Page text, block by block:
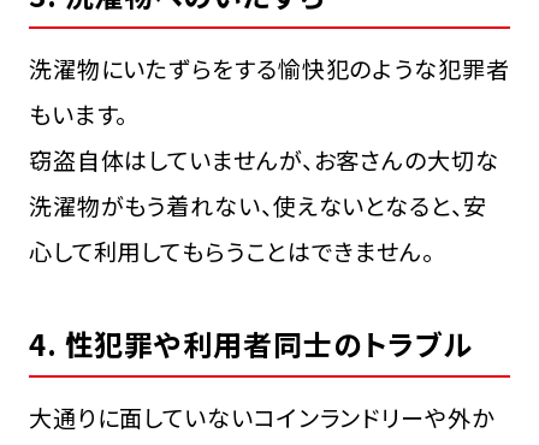
洗濯物にいたずらをする愉快犯のような犯罪者
もいます。
窃盗自体はしていませんが、お客さんの大切な
洗濯物がもう着れない、使えないとなると、安
心して利用してもらうことはできません。
4. 性犯罪や利用者同士のトラブル
大通りに面していないコインランドリーや外か